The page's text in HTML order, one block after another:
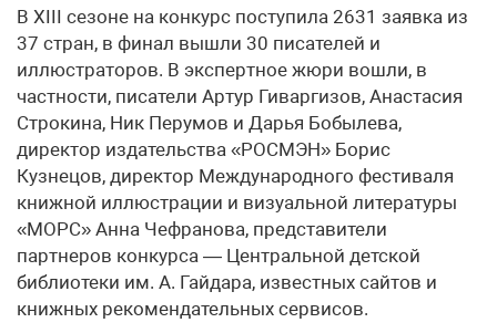
В XIII сезоне на конкурс поступила 2631 заявка из
37 стран, в финал вышли 30 писателей и
иллюстраторов. В экспертное жюри вошли, в
частности, писатели Артур Гиваргизов, Анастасия
Строкина, Ник Перумов и Дарья Бобылева,
директор издательства «РОСМЭН» Борис
Кузнецов, директор Международного фестиваля
книжной иллюстрации и визуальной литературы
«МОРС» Анна Чефранова, представители
партнеров конкурса — Центральной детской
библиотеки им. А. Гайдара, известных сайтов и
книжных рекомендательных сервисов.